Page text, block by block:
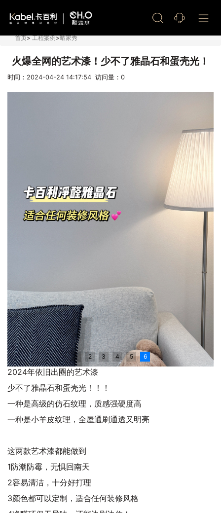
首页>工程案例>晒家秀
火爆全网的艺术漆！少不了雅晶石和蛋壳光！
时间：2024-04-24 14:17:54 访问量： 0
1 2 3 4 5 6
2024年依旧出圈的艺术漆
少不了雅晶石和蛋壳光！！！
一种是高级的仿石纹理，质感强硬度高
一种是小羊皮纹理，全屋通刷通透又明亮
这两款艺术漆都能做到
1防潮防霉，无惧回南天
2容易清洁，十分好打理
3颜色都可以定制，适合任何装修风格